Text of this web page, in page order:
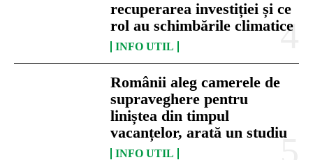
recuperarea investiției și ce
rol au schimbările climatice
INFO UTIL
Românii aleg camerele de
supraveghere pentru
liniștea din timpul
vacanțelor, arată un studiu
INFO UTIL